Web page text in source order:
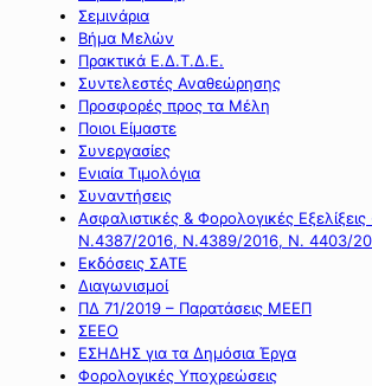
Σεμινάρια
Βήμα Μελών
Πρακτικά Ε.Δ.Τ.Δ.Ε.
Συντελεστές Αναθεώρησης
Προσφορές προς τα Μέλη
Ποιοι Είμαστε
Συνεργασίες
Ενιαία Τιμολόγια
Συναντήσεις
Ασφαλιστικές & Φορολογικές Εξελίξεις
Ν.4387/2016, Ν.4389/2016, Ν. 4403/
Εκδόσεις ΣΑΤΕ
Διαγωνισμοί
ΠΔ 71/2019 – Παρατάσεις ΜΕΕΠ
ΣΕΕΟ
ΕΣΗΔΗΣ για τα Δημόσια Έργα
Φορολογικές Υποχρεώσεις